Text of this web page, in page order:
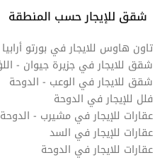
شقق للإيجار حسب المنطقة
تاون هاوس للايجار في بورتو
شقق للايجار في جزيرة جيوان -
شقق للايجار في الوعب - الدوحة
فلل للإيجار في الدوحة
عقارات للإيجار في مشيرب - الدوحة
عقارات للإيجار في السد
عقارات للايجار في الدوحة